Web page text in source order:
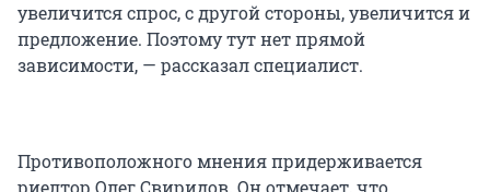
увеличится спрос, с другой стороны, увеличится и
предложение. Поэтому тут нет прямой
зависимости, — рассказал специалист.
Противоположного мнения придерживается
риелтор Олег Свиридов. Он отмечает, что